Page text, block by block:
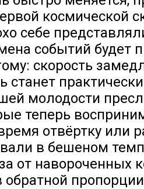
космической
себе
событий будет
скорость
станет
молодости
теперь
отвёртку или
в бешеном
от навороченных